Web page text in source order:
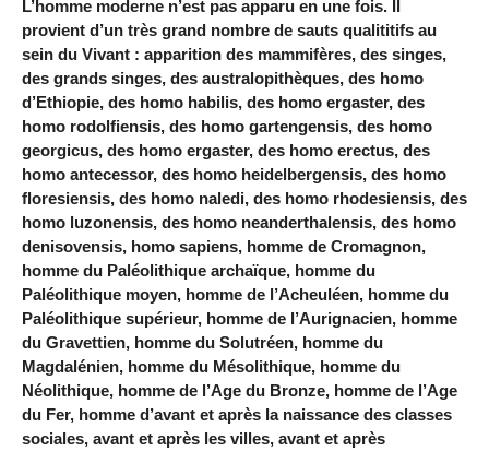
L’homme moderne n’est pas apparu en une fois. Il
provient d’un très grand nombre de sauts qualititifs au
sein du Vivant : apparition des mammifères, des singes,
des grands singes, des australopithèques, des homo
d’Ethiopie, des homo habilis, des homo ergaster, des
homo rodolfiensis, des homo gartengensis, des homo
georgicus, des homo ergaster, des homo erectus, des
homo antecessor, des homo heidelbergensis, des homo
floresiensis, des homo naledi, des homo rhodesiensis, des
homo luzonensis, des homo neanderthalensis, des homo
denisovensis, homo sapiens, homme de Cromagnon,
homme du Paléolithique archaïque, homme du
Paléolithique moyen, homme de l’Acheuléen, homme du
Paléolithique supérieur, homme de l’Aurignacien, homme
du Gravettien, homme du Solutréen, homme du
Magdalénien, homme du Mésolithique, homme du
Néolithique, homme de l’Age du Bronze, homme de l’Age
du Fer, homme d’avant et après la naissance des classes
sociales, avant et après les villes, avant et après